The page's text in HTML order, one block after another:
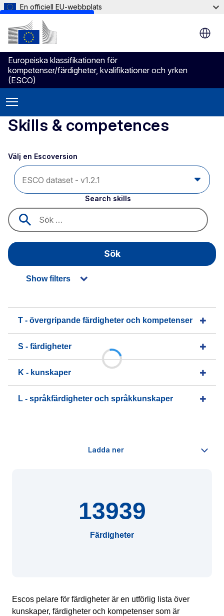
Skip to main content
En officiell EU-webbplats
Europeiska klassifikationen för
kompetenser/färdigheter, kvalifikationer och yrken
(ESCO)
Skills & competences
Välj en Escoversion
Search skills
Sök
Show filters
T - övergripande färdigheter och kompetenser
S - färdigheter
K - kunskaper
L - språkfärdigheter och språkkunskaper
13939
Färdigheter
Escos pelare för färdigheter är en utförlig lista över
kunskaper, färdigheter och kompetenser som är